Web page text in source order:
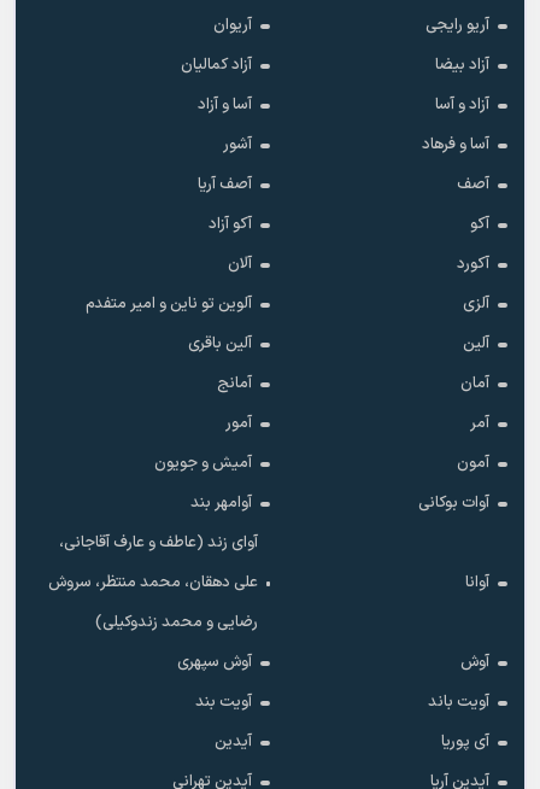
آریو رایجی
آریوان
آزاد بیضا
آزاد کمالیان
آزاد و آسا
آسا و آزاد
آسا و فرهاد
آشور
آصف
آصف آریا
آکو
آکو آزاد
آکورد
آلان
آلزی
آلوین تو ناین و امیر متفدم
آلین
آلین باقری
آمان
آمانج
آمر
آمور
آمون
آمیش و جویون
آوات بوکانی
آوامهر بند
آوانا
آوای زند (عاطف و عارف آقاجانی،
علی دهقان، محمد منتظر، سروش
رضایی و محمد زندوکیلی)
آوش
آوش سپهری
آویت باند
آویت بند
آی پوریا
آیدین
آیدین آریا
آیدین تهرانی